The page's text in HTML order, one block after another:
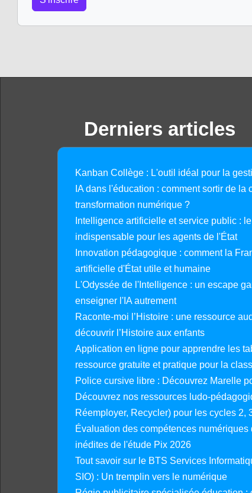
Derniers articles
Kanban Collège : L'outil idéal pour la
IA dans l'éducation : comment sortir de la
transformation numérique ?
Intelligence artificielle et service public :
indispensable pour les agents de l'État
Innovation pédagogique : comment la
artificielle d'État utile et humaine
L'Odyssée de l'Intelligence : un escape
enseigner l'IA autrement
Raconte-moi l’Histoire : une ressource
découvrir l’Histoire aux enfants
Application en ligne pour apprendre les
ressource gratuite et pratique pour la
Police cursive libre : Découvrez Marelle
Découvrez nos ressources ludo-
Réemployer, Recycler) pour les cycles 2,
Évaluation des compétences
inédites de l'étude Pix 2026
Tout savoir sur le BTS Services
SIO) : Un tremplin vers le numérique